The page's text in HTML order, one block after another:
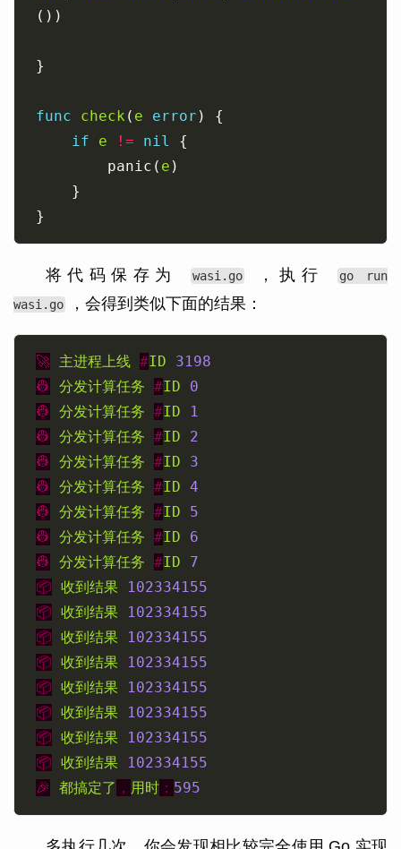
func check ( e error
if
e != nil
		panic(
e
将代码保存为 wasi.go ，执行
go run
wasi.go
，会得到类似下面的结果：
🚀 主进程上线 #ID
3198
👷
分发计算任务 #ID
0
👷
分发计算任务 #ID
1
👷
分发计算任务 #ID
2
👷
分发计算任务 #ID
3
👷
分发计算任务 #ID 4
👷
分发计算任务 #ID
5
👷
分发计算任务 #ID
6
👷
分发计算任务 #ID
7
📦 收到结果
102334155
📦 收到结果
102334155
📦 收到结果
102334155
📦 收到结果
102334155
📦 收到结果
102334155
📦 收到结果
102334155
📦 收到结果
102334155
📦 收到结果
102334155
🎉
都搞定了 ， 用时 ： 595